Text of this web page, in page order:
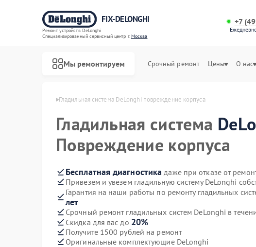
FIX-DELONGHI
Ремонт устройств DeLonghi
Специализированный cервисный центр г.Москва
+7
Мы ремонтируем Срочный ремонт Цены О нас
Гладильная система DeLonghi повреждение корпуса
Гладильная система
Повреждение корпуса
Бесплатная диагностика даже при отказе от
Привезем и увезем гладильную систему DeLonghi
Гарантия на наши работы по ремонту гладильных
лет
Срочный ремонт гладильных систем DeLonghi в
Скидка для вас до 20%
Получите 1500 рублей на ремонт
Оригинальные комплектующие DeLonghi